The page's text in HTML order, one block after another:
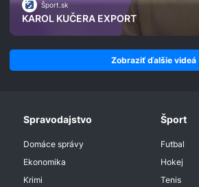
Šport.sk
KAROL KUČERA EXPORT
Zobraziť ďalšie videá
Spravodajstvo
Domáce správy
Ekonomika
Krimi
Šport
Futbal
Hokej
Tenis